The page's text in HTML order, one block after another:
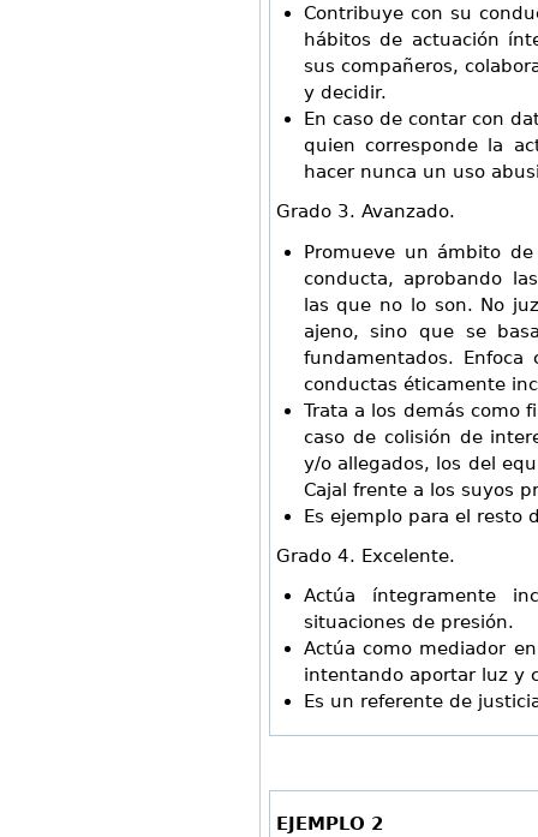
Contribuye con su
hábitos de actuación
sus compañeros,
y decidir.
En caso de contar con
quien corresponde la
hacer nunca un uso
Grado 3. Avanzado.
Promueve un ámbito
conducta, aprobando
las que no lo son. No
ajeno, sino que se
fundamentados.
conductas éticamente
Trata a los demás como
caso de colisión de
y/o allegados, los del
Cajal frente a los suyos
Es ejemplo para el resto
Grado 4. Excelente.
Actúa íntegramente
situaciones de presión.
Actúa como mediador
intentando aportar luz y
Es un referente de
EJEMPLO 2